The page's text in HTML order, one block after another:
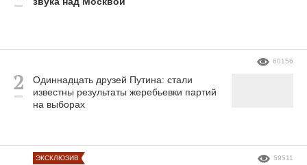
Одиннадцать друзей Путина: стали
известны результаты жеребьевки партий
на выборах
60156
ЭКСКЛЮЗИВ 59511